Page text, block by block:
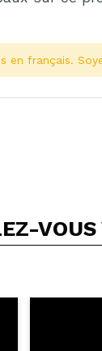
Partager
Votre vidéo
cet achat?
en français.